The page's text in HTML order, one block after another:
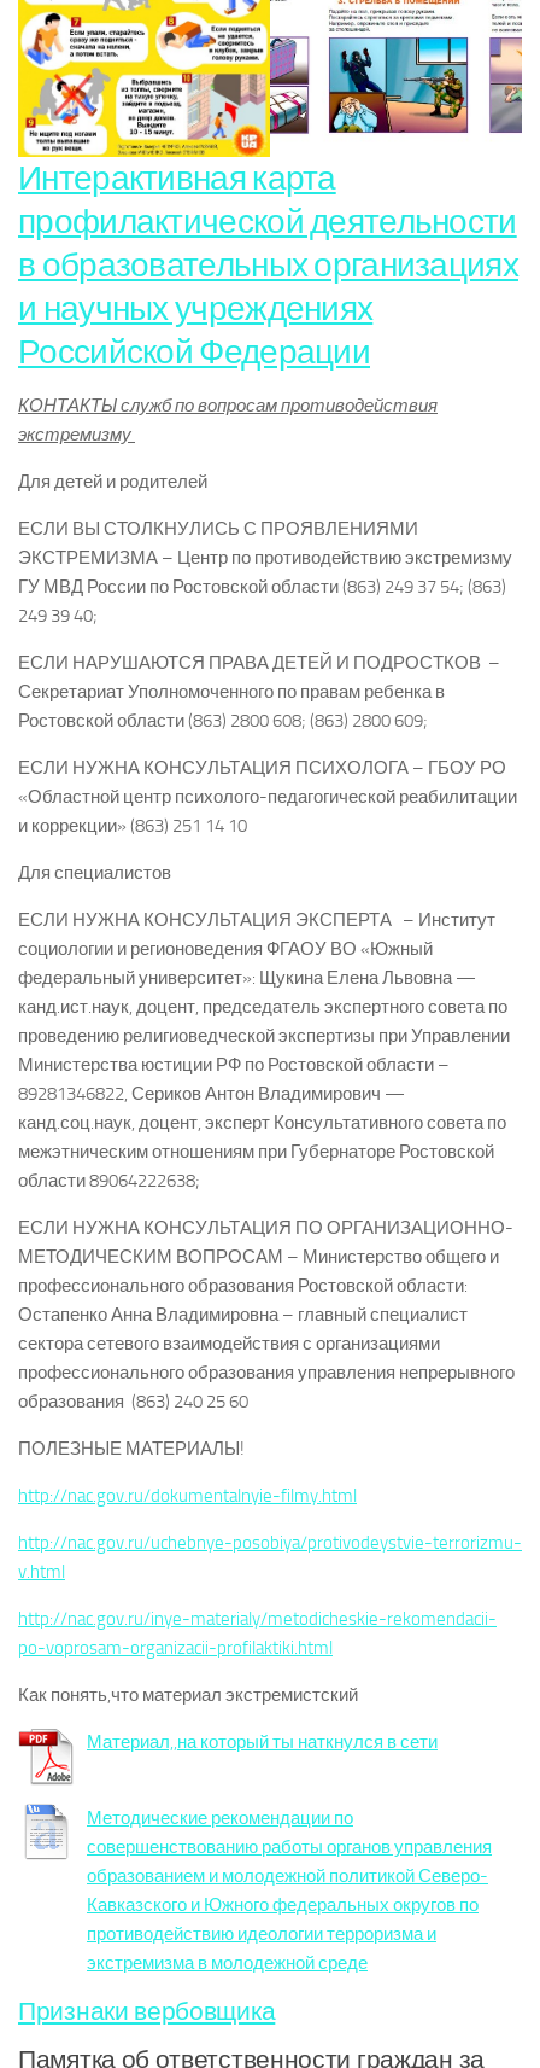
Интерактивная карта
профилактической деятельности
в образовательных организациях
и научных учреждениях
Российской Федерации
КОНТАКТЫ служб по вопросам противодействия
экстремизму
Для детей и родителей
ЕСЛИ ВЫ СТОЛКНУЛИСЬ С ПРОЯВЛЕНИЯМИ
ЭКСТРЕМИЗМА – Центр по противодействию экстремизму
ГУ МВД России по Ростовской области (863) 249 37 54; (863)
249 39 40;
ЕСЛИ НАРУШАЮТСЯ ПРАВА ДЕТЕЙ И ПОДРОСТКОВ –
Секретариат Уполномоченного по правам ребенка в
Ростовской области (863) 2800 608; (863) 2800 609;
ЕСЛИ НУЖНА КОНСУЛЬТАЦИЯ ПСИХОЛОГА – ГБОУ РО
«Областной центр психолого-педагогической реабилитации
и коррекции» (863) 251 14 10
Для специалистов
ЕСЛИ НУЖНА КОНСУЛЬТАЦИЯ ЭКСПЕРТА – Институт
социологии и регионоведения ФГАОУ ВО «Южный
федеральный университет»: Щукина Елена Львовна —
канд.ист.наук, доцент, председатель экспертного совета по
проведению религиоведческой экспертизы при Управлении
Министерства юстиции РФ по Ростовской области –
89281346822, Сериков Антон Владимирович —
канд.соц.наук, доцент, эксперт Консультативного совета по
межэтническим отношениям при Губернаторе Ростовской
области 89064222638;
ЕСЛИ НУЖНА КОНСУЛЬТАЦИЯ ПО ОРГАНИЗАЦИОННО-
МЕТОДИЧЕСКИМ ВОПРОСАМ – Министерство общего и
профессионального образования Ростовской области:
Остапенко Анна Владимировна – главный специалист
сектора сетевого взаимодействия с организациями
профессионального образования управления непрерывного
образования (863) 240 25 60
ПОЛЕЗНЫЕ МАТЕРИАЛЫ!
http://nac.gov.ru/dokumentalnyie-filmy.html
http://nac.gov.ru/uchebnye-posobiya/protivodeystvie-terrorizmu-
v.html
http://nac.gov.ru/inye-materialy/metodicheskie-rekomendacii-
po-voprosam-organizacii-profilaktiki.html
Как понять,что материал экстремистский
Материал,,на который ты наткнулся в сети
Методические рекомендации по
совершенствованию работы органов управления
образованием и молодежной политикой Северо-
Кавказского и Южного федеральных округов по
противодействию идеологии терроризма и
экстремизма в молодежной среде
Признаки вербовщика
Памятка об ответственности граждан за